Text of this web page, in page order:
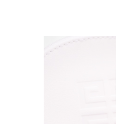
ESSENCE